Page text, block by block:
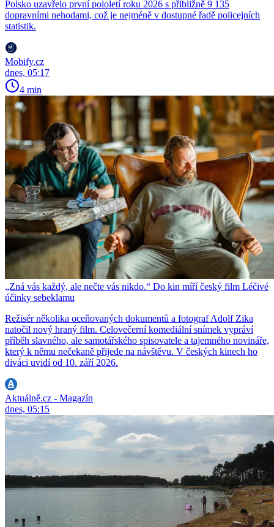
Polsko uzavřelo první pololetí roku 2026 s přibližně 9 135
dopravními nehodami, což je nejméně v dostupné řadě policejních
statistik.
Mobify.cz
dnes, 05:17
4 min
„Zná vás každý, ale nečte vás nikdo.“ Do kin míří český film Léčivé
účinky sebeklamu
Režisér několika oceňovaných dokumentů a fotograf Adolf Zika
natočil nový hraný film. Celovečerní komediální snímek vypráví
příběh slavného, ale samotářského spisovatele a tajemného novináře,
který k němu nečekaně přijede na návštěvu. V českých kinech ho
diváci uvidí od 10. září 2026.
Aktuálně.cz - Magazín
dnes, 05:15